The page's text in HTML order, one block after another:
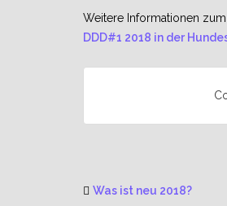
Weitere Informationen
DDD#1 2018 in der
Was ist neu 2018?